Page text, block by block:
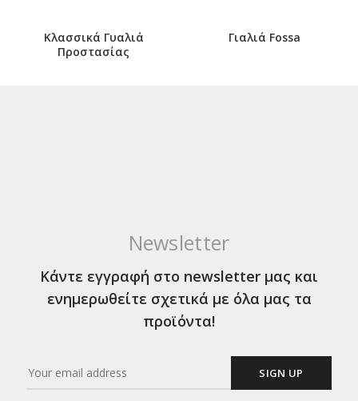
Κλασσικά Γυαλιά
Προστασίας
Γιαλιά Fossa
Newsletter
Κάντε εγγραφή στο newsletter μας και
ενημερωθείτε σχετικά με όλα μας τα
προϊόντα!